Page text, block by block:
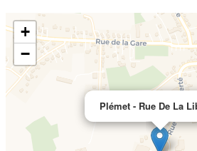
Plémet - Rue De La
+
−